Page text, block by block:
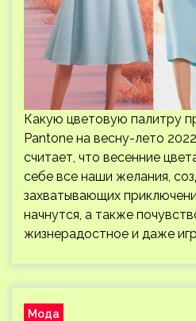
Какую цветовую палитру
Pantone на весну-лето
считает, что весенние
себе все наши желания,
захватывающих
начнутся, а также
жизнерадостное и даже
Мода